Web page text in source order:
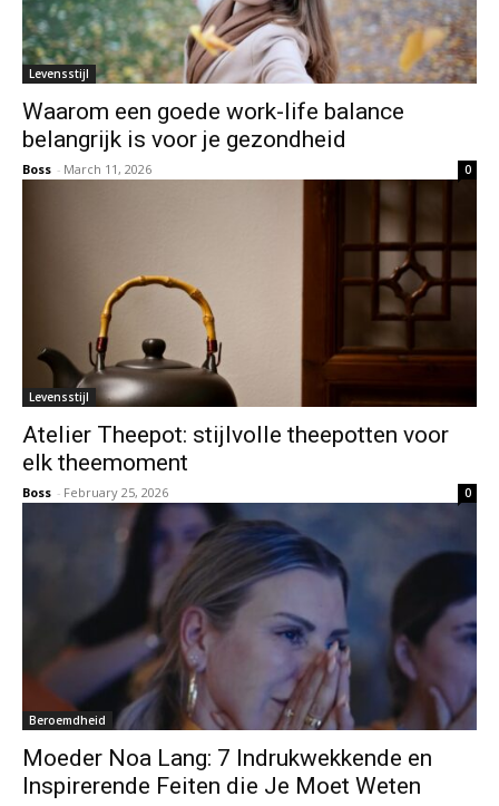
Levensstijl
Waarom een goede work-life balance
belangrijk is voor je gezondheid
Boss - March 11, 2026 0
Levensstijl
Atelier Theepot: stijlvolle theepotten voor
elk theemoment
Boss - February 25, 2026 0
Beroemdheid
Moeder Noa Lang: 7 Indrukwekkende en
Inspirerende Feiten die Je Moet Weten